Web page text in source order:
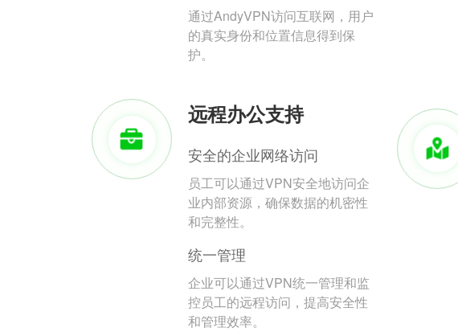
通过AndyVPN访问互联网，用户
的真实身份和位置信息得到保
护。
远程办公支持
安全的企业网络访问
员工可以通过VPN安全地访问企
业内部资源，确保数据的机密性
和完整性。
统一管理
企业可以通过VPN统一管理和监
控员工的远程访问，提高安全性
和管理效率。